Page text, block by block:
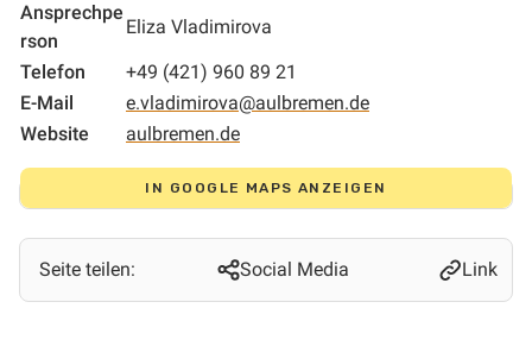
Ansprechpe
rson
Eliza Vladimirova
Telefon
+49 (421) 960 89 21
E-Mail
e.vladimirova@aulbremen.de
Website
aulbremen.de
IN GOOGLE MAPS ANZEIGEN
Seite teilen: Social Media Link